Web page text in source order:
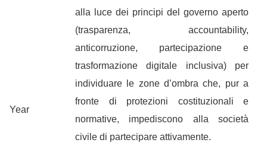
Year
alla luce dei principi del governo aperto
(trasparenza, accountability,
anticorruzione, partecipazione e
trasformazione digitale inclusiva) per
individuare le zone d’ombra che, pur a
fronte di protezioni costituzionali e
normative, impediscono alla società
civile di partecipare attivamente.